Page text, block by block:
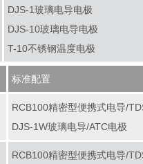
DJS-1玻璃电导电极
DJS-10玻璃电导电极
T-10不锈钢温度电极
标准配置
RCB100精密型便携式电导/
DJS-1W玻璃电导/ATC电极
RCB100精密型便携式电导/